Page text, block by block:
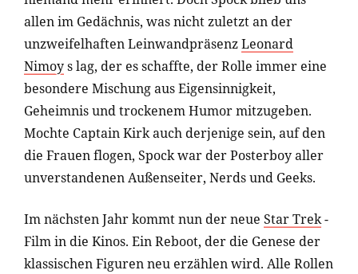
allen im Gedächnis, was nicht zuletzt an der
unzweifelhaften LeinwandpräsenzLeonard
Nimoys lag, der es schaffte, der Rolle immer eine
besondere Mischung aus Eigensinnigkeit,
Geheimnis und trockenem Humor mitzugeben.
Mochte Captain Kirk auch derjenige sein, auf den
die Frauen flogen, Spock war der Posterboy aller
unverstandenen Außenseiter, Nerds und Geeks.
Im nächsten Jahr kommt nun der neue Star Trek-
Film in die Kinos. Ein Reboot, der die Genese der
klassischen Figuren neu erzählen wird. Alle Rollen